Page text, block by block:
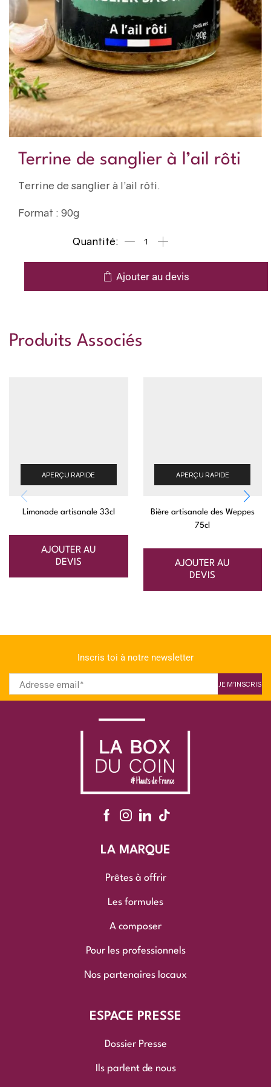
Terrine de sanglier à l’ail rôti
Terrine de sanglier à l’ail rôti.
Format : 90g
Ajouter au devis
Produits Associés
APERÇU RAPIDE
Limonade artisanale 33cl
AJOUTER AU
DEVIS
APERÇU RAPIDE
Bière artisanale des Weppes
75cl
AJOUTER AU
DEVIS
Inscris toi à notre newsletter
LA MARQUE
Prêtes à offrir
Les formules
A composer
Pour les professionnels
Nos partenaires locaux
ESPACE PRESSE
Dossier Presse
Ils parlent de nous